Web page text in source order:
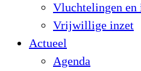
Vluchtelingen en
Vrijwillige inzet
Actueel
Agenda